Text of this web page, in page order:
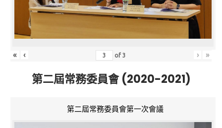
« ‹ of3 › »
第二屆常務委員會 (2020-2021)
第二屆常務委員會第一次會議